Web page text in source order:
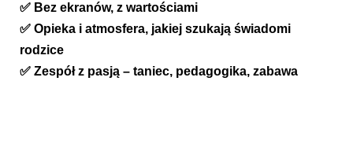
✅ Bez ekranów, z wartościami
✅ Opieka i atmosfera, jakiej szukają świadomi
rodzice
✅ Zespół z pasją – taniec, pedagogika, zabawa